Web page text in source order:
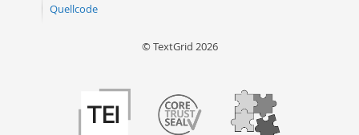
Quellcode
© TextGrid 2026